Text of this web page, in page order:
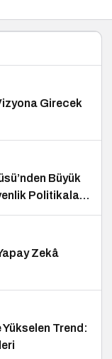
Girecek
Büyük
Politikaları
Zekâ
Yükselen Trend: